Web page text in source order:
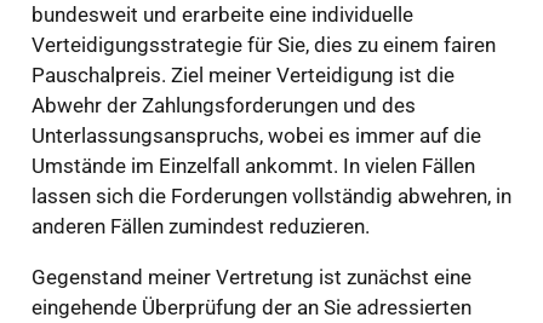
bundesweit und erarbeite eine individuelle
Verteidigungsstrategie für Sie, dies zu einem fairen
Pauschalpreis. Ziel meiner Verteidigung ist die
Abwehr der Zahlungsforderungen und des
Unterlassungsanspruchs, wobei es immer auf die
Umstände im Einzelfall ankommt. In vielen Fällen
lassen sich die Forderungen vollständig abwehren, in
anderen Fällen zumindest reduzieren.
Gegenstand meiner Vertretung ist zunächst eine
eingehende Überprüfung der an Sie adressierten